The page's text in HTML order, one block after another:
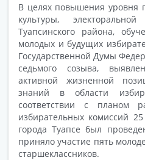
Публичные слушания и
Документы
В целях повышения уровня
культуры,
Туапсинского района,
молодых и будущих
Государственной Думы
седьмого созыва,
активной жизненной
знаний в области
соответствии с планом
избирательных комиссий
города Туапсе был
приняло участие пять
старшеклассников.